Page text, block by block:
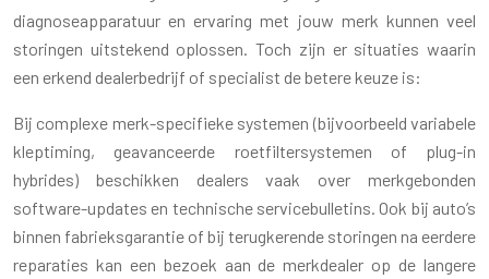
diagnoseapparatuur en ervaring met jouw merk kunnen veel
storingen uitstekend oplossen. Toch zijn er situaties waarin
een erkend dealerbedrijf of specialist de betere keuze is:
Bij complexe merk-specifieke systemen (bijvoorbeeld variabele
kleptiming, geavanceerde roetfiltersystemen of plug-in
hybrides) beschikken dealers vaak over merkgebonden
software-updates en technische servicebulletins. Ook bij auto’s
binnen fabrieksgarantie of bij terugkerende storingen na eerdere
reparaties kan een bezoek aan de merkdealer op de langere